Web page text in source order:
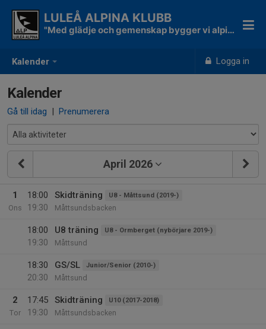
Kalender Logga in
LULEÅ ALPINA KLUBB
"Med glädje och gemenskap bygger vi alpina skidåkare"
Kalender
Gå till idag | Prenumerera
April 2026
1
Ons
18:00
19:30
Skidträning U8 - Måttsund (2019-)
Måttsundsbacken
18:00
19:30
U8 träning U8 - Ormberget (nybörjare 2019-)
Måttsund
18:30
20:30
GS/SL Junior/Senior (2010-)
Måttsund
2
Tor
17:45
19:30
Skidträning U10 (2017-2018)
Måttsundsbacken